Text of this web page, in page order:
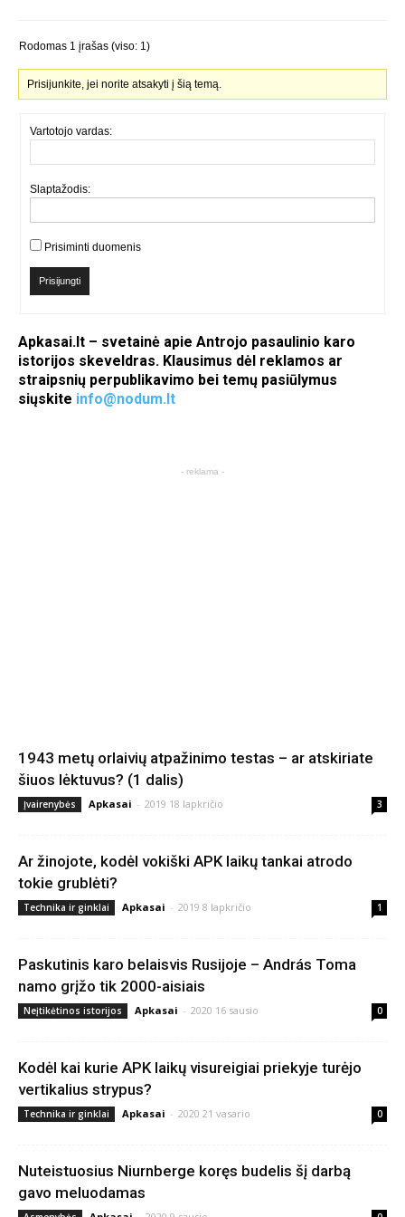
Rodomas 1 įrašas (viso: 1)
Prisijunkite, jei norite atsakyti į šią temą.
Vartotojo vardas:
Slaptažodis:
Prisiminti duomenis
Prisijungti
Apkasai.lt – svetainė apie Antrojo pasaulinio karo
istorijos skeveldras. Klausimus dėl reklamos ar
straipsnių perpublikavimo bei temų pasiūlymus
siųskite info@nodum.lt
- reklama -
1943 metų orlaivių atpažinimo testas – ar atskiriate
šiuos lėktuvus? (1 dalis)
Įvairenybės Apkasai - 2019 18 lapkričio 3
Ar žinojote, kodėl vokiški APK laikų tankai atrodo
tokie grublėti?
Technika ir ginklai Apkasai - 2019 8 lapkričio 1
Paskutinis karo belaisvis Rusijoje – András Toma
namo grįžo tik 2000-aisiais
Neįtikėtinos istorijos Apkasai - 2020 16 sausio 0
Kodėl kai kurie APK laikų visureigiai priekyje turėjo
vertikalius strypus?
Technika ir ginklai Apkasai - 2020 21 vasario 0
Nuteistuosius Niurnberge koręs budelis šį darbą
gavo meluodamas